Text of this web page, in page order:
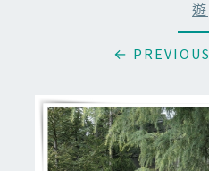
遊
← PREVIOUS